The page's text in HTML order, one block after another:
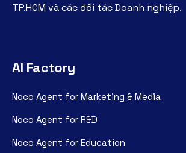
TP.HCM và các đối tác Doanh nghiệp.
AI Factory
Noco Agent for Marketing & Media
Noco Agent for R&D
Noco Agent for Education